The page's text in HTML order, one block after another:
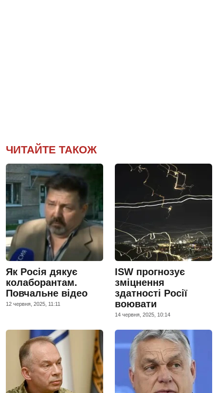
ЧИТАЙТЕ ТАКОЖ
Як Росія дякує
колаборантам.
Повчальне відео
12 червня, 2025, 11:11
ISW прогнозує
зміцнення
здатності Росії
воювати
14 червня, 2025, 10:14